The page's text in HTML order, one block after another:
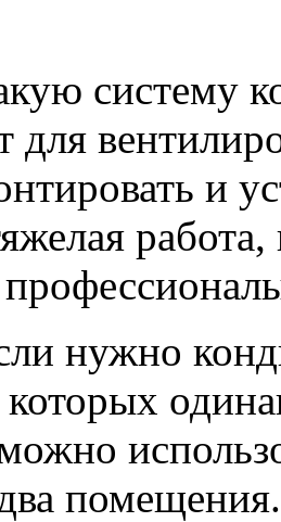
систему
для
и
нужно
помещения.